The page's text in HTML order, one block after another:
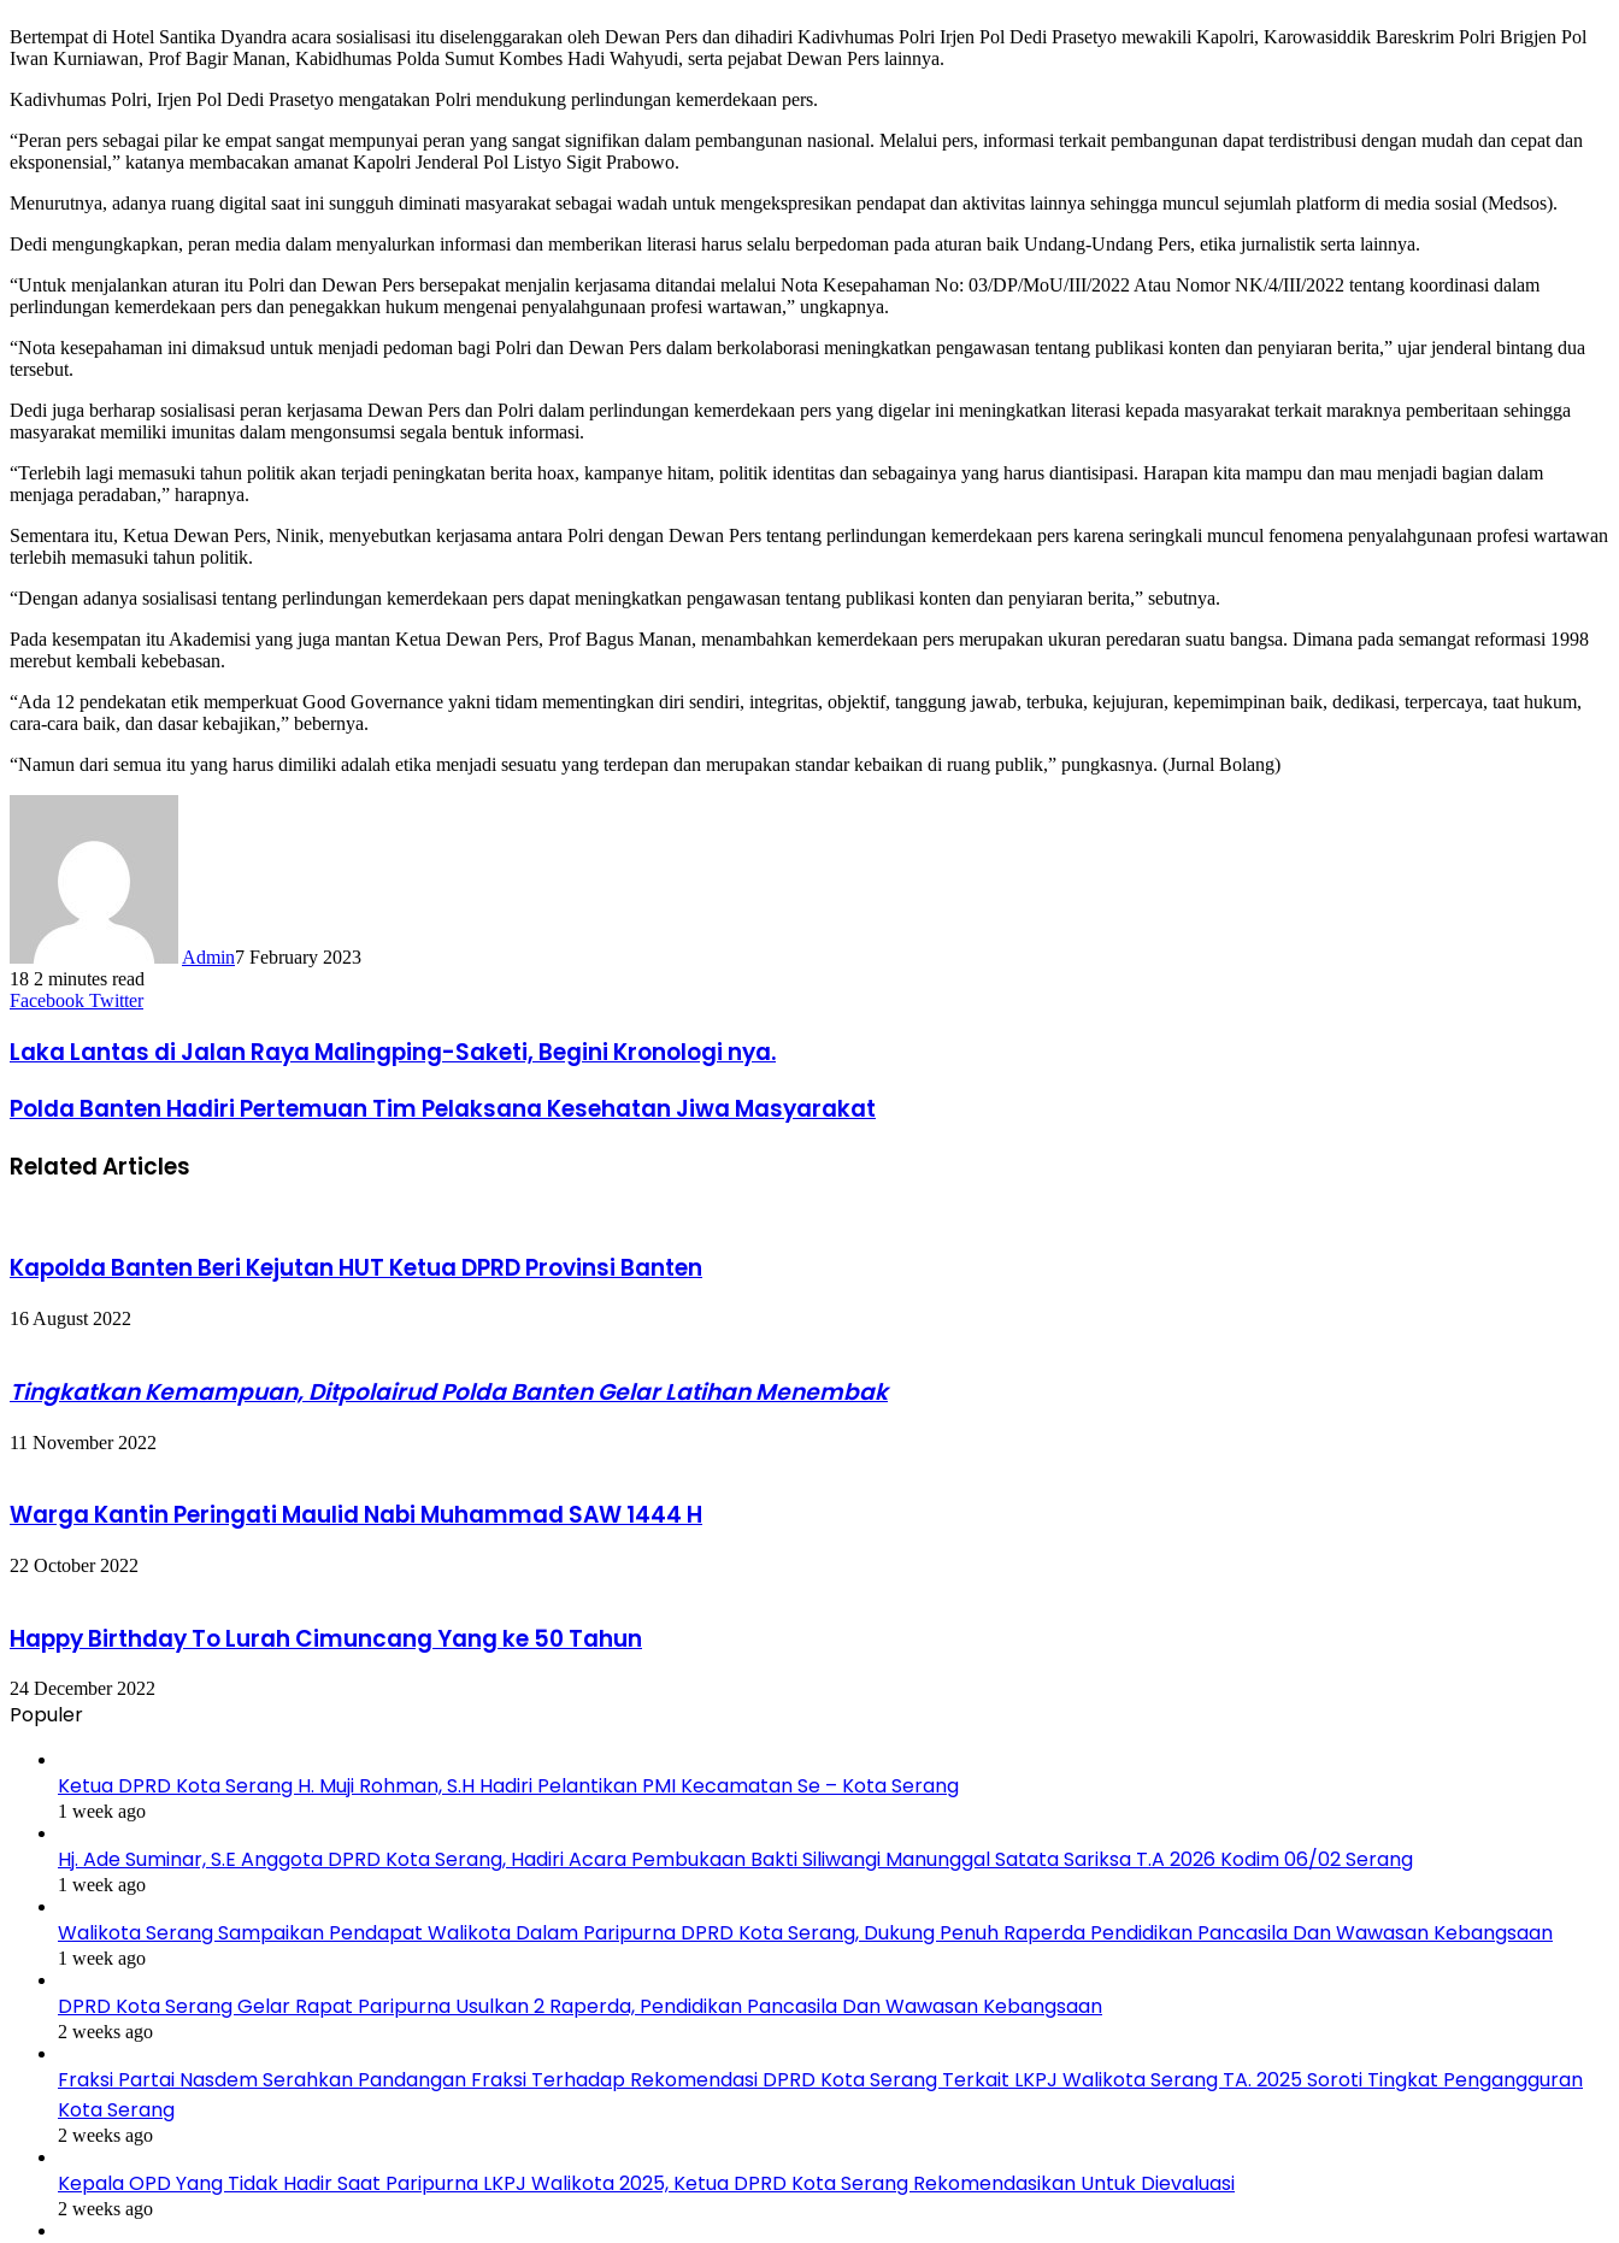
Bertempat di Hotel Santika Dyandra acara sosialisasi itu diselenggarakan oleh Dewan Pers dan dihadiri Kadivhumas Polri Irjen Pol Dedi Prasetyo mewakili Kapolri, Karowasiddik Bareskrim Polri Brigjen Pol
Iwan Kurniawan, Prof Bagir Manan, Kabidhumas Polda Sumut Kombes Hadi Wahyudi, serta pejabat Dewan Pers lainnya.
Kadivhumas Polri, Irjen Pol Dedi Prasetyo mengatakan Polri mendukung perlindungan kemerdekaan pers.
“Peran pers sebagai pilar ke empat sangat mempunyai peran yang sangat signifikan dalam pembangunan nasional. Melalui pers, informasi terkait pembangunan dapat terdistribusi dengan mudah dan cepat dan
eksponensial,” katanya membacakan amanat Kapolri Jenderal Pol Listyo Sigit Prabowo.
Menurutnya, adanya ruang digital saat ini sungguh diminati masyarakat sebagai wadah untuk mengekspresikan pendapat dan aktivitas lainnya sehingga muncul sejumlah platform di media sosial (Medsos).
Dedi mengungkapkan, peran media dalam menyalurkan informasi dan memberikan literasi harus selalu berpedoman pada aturan baik Undang-Undang Pers, etika jurnalistik serta lainnya.
“Untuk menjalankan aturan itu Polri dan Dewan Pers bersepakat menjalin kerjasama ditandai melalui Nota Kesepahaman No: 03/DP/MoU/III/2022 Atau Nomor NK/4/III/2022 tentang koordinasi dalam
perlindungan kemerdekaan pers dan penegakkan hukum mengenai penyalahgunaan profesi wartawan,” ungkapnya.
“Nota kesepahaman ini dimaksud untuk menjadi pedoman bagi Polri dan Dewan Pers dalam berkolaborasi meningkatkan pengawasan tentang publikasi konten dan penyiaran berita,” ujar jenderal bintang dua
tersebut.
Dedi juga berharap sosialisasi peran kerjasama Dewan Pers dan Polri dalam perlindungan kemerdekaan pers yang digelar ini meningkatkan literasi kepada masyarakat terkait maraknya pemberitaan sehingga
masyarakat memiliki imunitas dalam mengonsumsi segala bentuk informasi.
“Terlebih lagi memasuki tahun politik akan terjadi peningkatan berita hoax, kampanye hitam, politik identitas dan sebagainya yang harus diantisipasi. Harapan kita mampu dan mau menjadi bagian dalam
menjaga peradaban,” harapnya.
Sementara itu, Ketua Dewan Pers, Ninik, menyebutkan kerjasama antara Polri dengan Dewan Pers tentang perlindungan kemerdekaan pers karena seringkali muncul fenomena penyalahgunaan profesi wartawan
terlebih memasuki tahun politik.
“Dengan adanya sosialisasi tentang perlindungan kemerdekaan pers dapat meningkatkan pengawasan tentang publikasi konten dan penyiaran berita,” sebutnya.
Pada kesempatan itu Akademisi yang juga mantan Ketua Dewan Pers, Prof Bagus Manan, menambahkan kemerdekaan pers merupakan ukuran peredaran suatu bangsa. Dimana pada semangat reformasi 1998
merebut kembali kebebasan.
“Ada 12 pendekatan etik memperkuat Good Governance yakni tidam mementingkan diri sendiri, integritas, objektif, tanggung jawab, terbuka, kejujuran, kepemimpinan baik, dedikasi, terpercaya, taat hukum,
cara-cara baik, dan dasar kebajikan,” bebernya.
“Namun dari semua itu yang harus dimiliki adalah etika menjadi sesuatu yang terdepan dan merupakan standar kebaikan di ruang publik,” pungkasnya. (Jurnal Bolang)
Admin7 February 2023
18 2 minutes read
Facebook TwitterLinkedIn
Tumblr
Pinterest
Reddit
VKontakte
Share
Email
Print
Laka Lantas di Jalan Raya Malingping-Saketi, Begini Kronologi nya.
Polda Banten Hadiri Pertemuan Tim Pelaksana Kesehatan Jiwa Masyarakat
Related Articles
Kapolda Banten Beri Kejutan HUT Ketua DPRD Provinsi Banten
16 August 2022
Tingkatkan Kemampuan, Ditpolairud Polda Banten Gelar Latihan Menembak
11 November 2022
Warga Kantin Peringati Maulid Nabi Muhammad SAW 1444 H
22 October 2022
Happy Birthday To Lurah Cimuncang Yang ke 50 Tahun
24 December 2022
Populer
Ketua DPRD Kota Serang H. Muji Rohman, S.H Hadiri Pelantikan PMI Kecamatan Se – Kota Serang
1 week ago
Hj. Ade Suminar, S.E Anggota DPRD Kota Serang, Hadiri Acara Pembukaan Bakti Siliwangi Manunggal Satata Sariksa T.A 2026 Kodim 06/02 Serang
1 week ago
Walikota Serang Sampaikan Pendapat Walikota Dalam Paripurna DPRD Kota Serang, Dukung Penuh Raperda Pendidikan Pancasila Dan Wawasan Kebangsaan
1 week ago
DPRD Kota Serang Gelar Rapat Paripurna Usulkan 2 Raperda, Pendidikan Pancasila Dan Wawasan Kebangsaan
2 weeks ago
Fraksi Partai Nasdem Serahkan Pandangan Fraksi Terhadap Rekomendasi DPRD Kota Serang Terkait LKPJ Walikota Serang TA. 2025 Soroti Tingkat Pengangguran
Kota Serang
2 weeks ago
Kepala OPD Yang Tidak Hadir Saat Paripurna LKPJ Walikota 2025, Ketua DPRD Kota Serang Rekomendasikan Untuk Dievaluasi
2 weeks ago